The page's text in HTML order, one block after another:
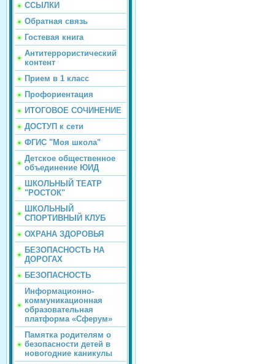
ССЫЛКИ
Обратная связь
Гостевая книга
Антитеррористический
контент
Прием в 1 класс
Профориентация
ИТОГОВОЕ СОЧИНЕНИЕ
ДОСТУП к сети
ФГИС "Моя школа"
Детское общественное
объединение ЮИД
ШКОЛЬНЫЙ ТЕАТР
"РОСТОК"
ШКОЛЬНЫЙ
СПОРТИВНЫЙ КЛУБ
ОХРАНА ЗДОРОВЬЯ
БЕЗОПАСНОСТЬ НА
ДОРОГАХ
БЕЗОПАСНОСТЬ
Информационно-
коммуникационная
образовательная
платформа «Сферум»
Памятка родителям о
безопасности детей в
новогодние каникулы